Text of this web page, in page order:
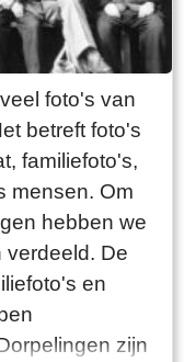
foto's van
betreft foto's
familiefoto's,
mensen. Om
hebben we
verdeeld. De
en
zijn